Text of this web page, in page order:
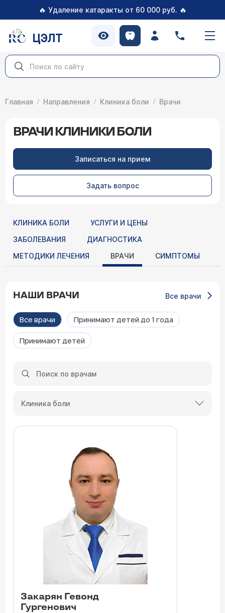
🔥 Удаление катаракты от 60 000 руб. 🔥
ЦЭЛТ
Главная Направления Клиника боли Врачи
ВРАЧИ КЛИНИКИ БОЛИ
Записаться на прием
Задать вопрос
КЛИНИКА БОЛИ
УСЛУГИ И ЦЕНЫ
ЗАБОЛЕВАНИЯ
ДИАГНОСТИКА
МЕТОДИКИ ЛЕЧЕНИЯ
ВРАЧИ СИМПТОМЫ
НАШИ ВРАЧИ Все врачи
Все врачи Принимают детей до 1 года
Принимают детей
Клиника боли
Закарян Гевонд
Гургенович